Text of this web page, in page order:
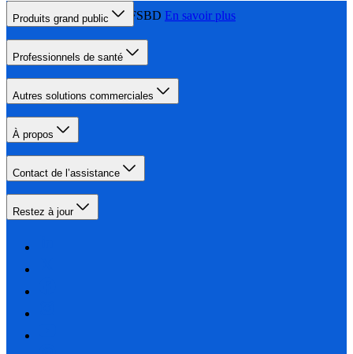
Mémo santé orale, UFSBD En savoir plus
Produits grand public
Professionnels de santé
Autres solutions commerciales
À propos
Contact de l’assistance
Restez à jour